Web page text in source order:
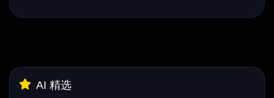
AI 精选